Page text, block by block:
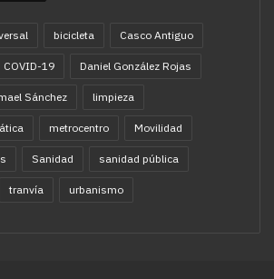
bicicleta Casco Antiguo
COVID-19 Daniel González Rojas
Sánchez limpieza
metrocentro Movilidad
Sanidad sanidad pública
tranvía urbanismo